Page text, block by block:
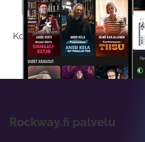
Kokeile
Kokeilemalla ilmaiseksi saat
viikon
Rockway.fi palvelu